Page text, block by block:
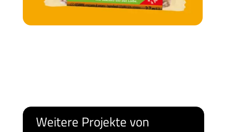
Weitere Projekte von